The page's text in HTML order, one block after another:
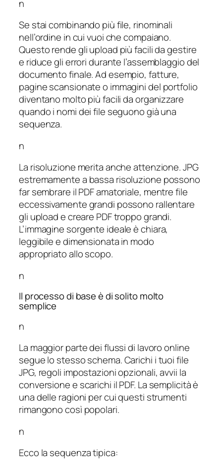
n
Se stai combinando più file, rinominali
nell’ordine in cui vuoi che compaiano.
Questo rende gli upload più facili da gestire
e riduce gli errori durante l’assemblaggio del
documento finale. Ad esempio, fatture,
pagine scansionate o immagini del portfolio
diventano molto più facili da organizzare
quando i nomi dei file seguono già una
sequenza.
n
La risoluzione merita anche attenzione. JPG
estremamente a bassa risoluzione possono
far sembrare il PDF amatoriale, mentre file
eccessivamente grandi possono rallentare
gli upload e creare PDF troppo grandi.
L’immagine sorgente ideale è chiara,
leggibile e dimensionata in modo
appropriato allo scopo.
n
Il processo di base è di solito molto
semplice
n
La maggior parte dei flussi di lavoro online
segue lo stesso schema. Carichi i tuoi file
JPG, regoli impostazioni opzionali, avvii la
conversione e scarichi il PDF. La semplicità è
una delle ragioni per cui questi strumenti
rimangono così popolari.
n
Ecco la sequenza tipica: